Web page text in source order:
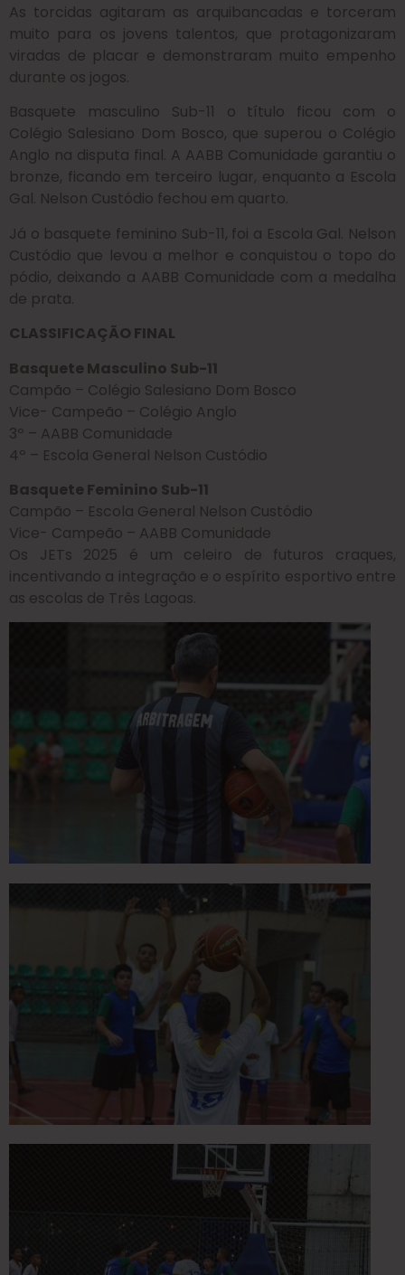
As torcidas agitaram as arquibancadas e torceram
muito para os jovens talentos, que protagonizaram
viradas de placar e demonstraram muito empenho
durante os jogos.
Basquete masculino Sub-11 o título ficou com o
Colégio Salesiano Dom Bosco, que superou o Colégio
Anglo na disputa final. A AABB Comunidade garantiu o
bronze, ficando em terceiro lugar, enquanto a Escola
Gal. Nelson Custódio fechou em quarto.
Já o basquete feminino Sub-11, foi a Escola Gal. Nelson
Custódio que levou a melhor e conquistou o topo do
pódio, deixando a AABB Comunidade com a medalha
de prata.
CLASSIFICAÇÃO FINAL
Basquete Masculino Sub-11
Campão – Colégio Salesiano Dom Bosco
Vice- Campeão – Colégio Anglo
3º – AABB Comunidade
4º – Escola General Nelson Custódio
Basquete Feminino Sub-11
Campão – Escola General Nelson Custódio
Vice- Campeão – AABB Comunidade
Os JETs 2025 é um celeiro de futuros craques,
incentivando a integração e o espírito esportivo entre
as escolas de Três Lagoas.